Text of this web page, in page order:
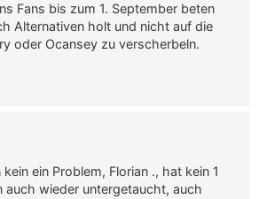
Fans bis zum 1. September beten
Alternativen holt und nicht auf die
oder Ocansey zu verscherbeln.
ein Problem, Florian ., hat kein 1
auch wieder untergetaucht, auch